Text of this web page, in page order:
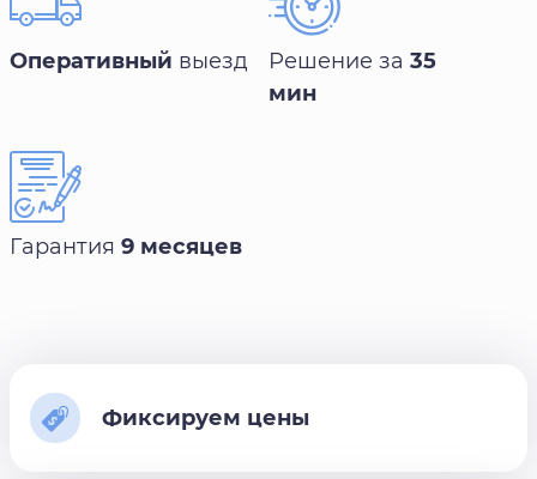
Оперативный выезд Решение за 35
мин
Гарантия 9 месяцев
Фиксируем цены